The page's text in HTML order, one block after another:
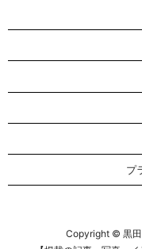
プ
Copyright © 黒